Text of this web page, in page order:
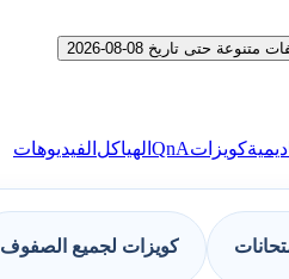
تاريخ 08-08-2026
كويزاتQnA الهياكل الفيديوهات
كويزات لجميع الصفوف